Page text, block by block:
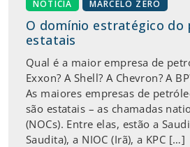
NOTÍCIA MARCELO ZERO
O domínio estratégico do
estatais
Qual é a maior empresa de
Exxon? A Shell? A Chevron? A
As maiores empresas de
são estatais – as chamadas
(NOCs). Entre elas, estão a
Saudita), a NIOC (Irã), a KPC […]